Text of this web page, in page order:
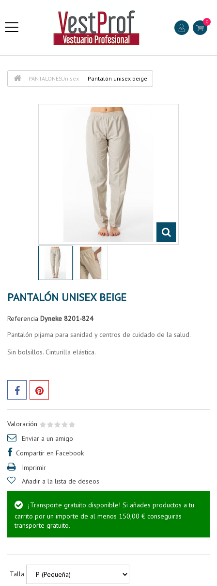
0
PANTALONESUnisex Pantalón unisex beige
PANTALÓN UNISEX BEIGE
Referencia Dyneke 8201-824
Pantalón pijama para sanidad y centros de cuidado de la salud.
Sin bolsillos. Cinturilla elástica.
Valoración
Enviar a un amigo
Compartir en Facebook
Imprimir
Añadir a la lista de deseos
¡Transporte gratuito disponible! Si añades productos a tu
carrito por un importe de al menos 150,00 € conseguirás
transporte gratuito.
Talla